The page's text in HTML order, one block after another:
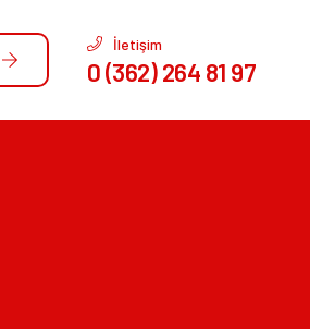
İletişim
0 (362) 264 81 97